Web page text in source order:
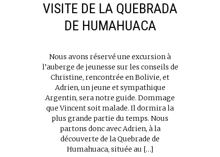
VISITE DE LA QUEBRADA
DE HUMAHUACA
Nous avons réservé une excursion à
l’auberge de jeunesse sur les conseils de
Christine, rencontrée en Bolivie, et
Adrien, un jeune et sympathique
Argentin, sera notre guide. Dommage
que Vincent soit malade. Il dormira la
plus grande partie du temps. Nous
partons donc avec Adrien, à la
découverte de la Quebrade de
Humahuaca, située au […]